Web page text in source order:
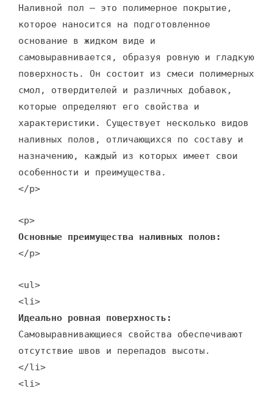
Наливной пол – это полимерное покрытие,
которое наносится на подготовленное
основание в жидком виде и
самовыравнивается, образуя ровную и гладкую
поверхность. Он состоит из смеси полимерных
смол, отвердителей и различных добавок,
которые определяют его свойства и
характеристики. Существует несколько видов
наливных полов, отличающихся по составу и
назначению, каждый из которых имеет свои
особенности и преимущества.
</p>
<p>
Основные преимущества наливных полов:
</p>
<ul>
<li>
Идеально ровная поверхность:
Самовыравнивающиеся свойства обеспечивают
отсутствие швов и перепадов высоты.
</li>
<li>